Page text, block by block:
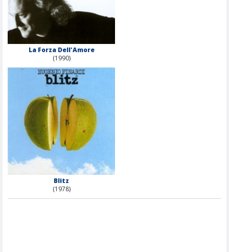
La Forza Dell'Amore
(1990)
Blitz
(1978)